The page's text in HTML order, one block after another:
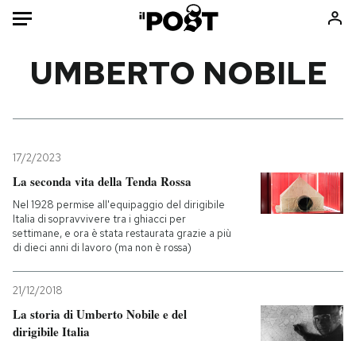
Mondo
Politica
Tecnologia
Internet
Scienza
Cultura
Economia
Sport
Consumismi
Storie/Idee
Europa
Mondiali calcio 2026
UMBERTO NOBILE
17/2/2023
La seconda vita della Tenda Rossa
Nel 1928 permise all'equipaggio del dirigibile
Italia di sopravvivere tra i ghiacci per
settimane, e ora è stata restaurata grazie a più
di dieci anni di lavoro (ma non è rossa)
21/12/2018
La storia di Umberto Nobile e del
dirigibile Italia